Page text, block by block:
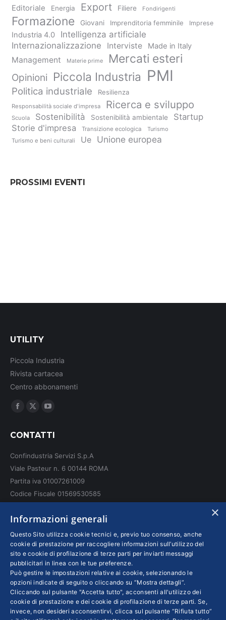
Editoriale Energia Export Filiere Fondirigenti
Formazione Giovani Imprenditoria femminile Imprese
Industria 4.0
Intelligenza artificiale
Internazionalizzazione
Interviste Made in Italy
Management Materie prime Mercati esteri
Opinioni Piccola Industria PMI
Politica industriale Resilienza
Responsabilità sociale d'impresa Ricerca e sviluppo
Scuola Sostenibilità Sostenibilità ambientale
Startup
Storie d'impresa
Transizione ecologica
Turismo
Turismo e beni culturali
Ue Unione europea
PROSSIMI EVENTI
UTILITY
Piccola Industria
Rivista cartacea
Centro abbonamenti
Ci puoi trovare su:
Facebook
opens
new
window
X
opens
in
new
window
opens
in
window
CONTATTI
Confindustria Servizi S.p.A
Viale Pasteur n. 6 00144 ROMA
Partita iva 01007261009
Codice Fiscale 01569530585
INFO LEGALI
Colophon editoriali
Disclaimer
Privacy
Coordinate Bancarie
×
Informazioni generali
Questo Sito utilizza cookie tecnici e, previo tuo consenso, anche
cookie di prestazione per raccogliere informazioni sull’utilizzo del
sito e cookie di profilazione di terze parti per inviarti messaggi
pubblicitari in linea con le tue preferenze.
Può gestire le impostazioni relative ai cookie, selezionando le
opzioni indicate di seguito o cliccando su “Mostra dettagli”.
Cliccando sul pulsante "Accetta tutto", acconsenti all'utilizzo dei
cookie di prestazione e dei cookie di profilazione di terze parti. Se,
invece, non desideri acconsentirvi, clicca sul pulsante “Rifiuta tutto”